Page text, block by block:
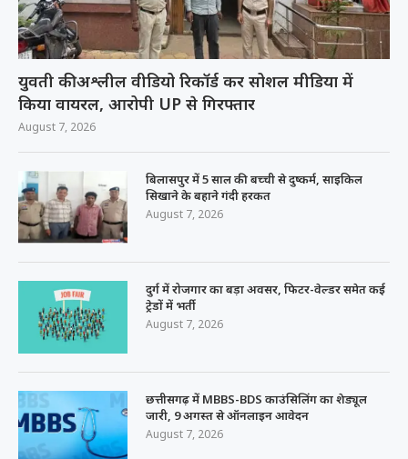
युवती की अश्लील वीडियो रिकॉर्ड कर सोशल मीडिया में
किया वायरल, आरोपी UP से गिरफ्तार
August 7, 2026
बिलासपुर में 5 साल की बच्ची से दुष्कर्म, साइकिल
सिखाने के बहाने गंदी हरकत
August 7, 2026
दुर्ग में रोजगार का बड़ा अवसर, फिटर-वेल्डर समेत कई
ट्रेडों में भर्ती
August 7, 2026
छत्तीसगढ़ में MBBS-BDS काउंसिलिंग का शेड्यूल
जारी, 9 अगस्त से ऑनलाइन आवेदन
August 7, 2026